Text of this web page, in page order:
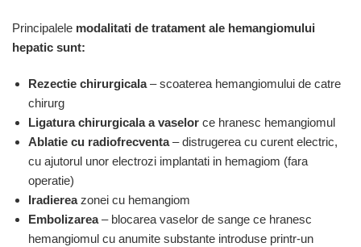
Principalele modalitati de tratament ale hemangiomului
hepatic sunt:
Rezectie chirurgicala– scoaterea hemangiomului de catre
chirurg
Ligatura chirurgicala a vaselor ce hranesc hemangiomul
Ablatie cu radiofrecventa– distrugerea cu curent electric,
cu ajutorul unor electrozi implantati in hemagiom (fara
operatie)
Iradiereazonei cu hemangiom
Embolizarea– blocarea vaselor de sange ce hranesc
hemangiomul cu anumite substante introduse printr-un